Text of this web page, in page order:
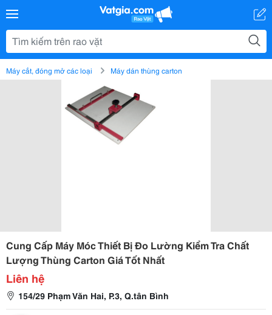
Máy cắt, đóng mở các loại Máy dán thùng carton
Cung Cấp Máy Móc Thiết Bị Đo Lường Kiểm Tra Chất
Lượng Thùng Carton Giá Tốt Nhất
Liên hệ
154/29 Phạm Văn Hai, P.3, Q.tân Bình